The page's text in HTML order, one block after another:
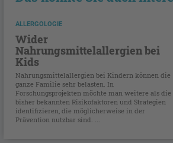
ALLERGOLOGIE
Wider
Nahrungsmittelallergien bei
Kids
Nahrungsmittelallergien bei Kindern können die
ganze Familie sehr belasten. In
Forschungsprojekten möchte man weitere als die
bisher bekannten Risikofaktoren und Strategien
identifizieren, die möglicherweise in der
Prävention nutzbar sind. ...